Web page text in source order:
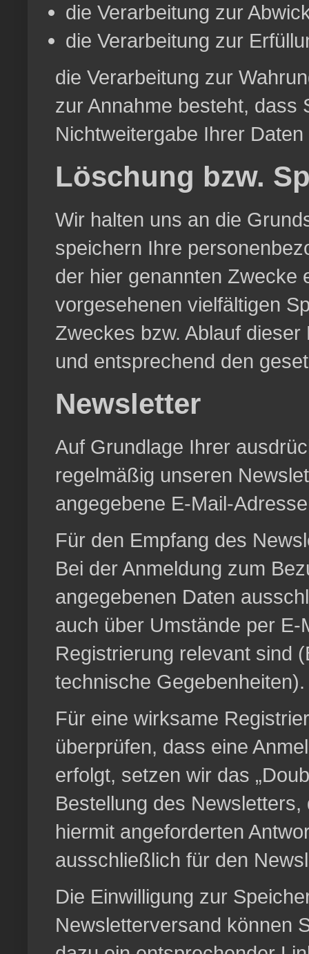
die Verarbeitung zur
die Verarbeitung zur
die Verarbeitung zur
zur Annahme besteht, dass
Nichtweitergabe Ihrer
Löschung bzw.
Wir halten uns an die
speichern Ihre
der hier genannten Zwecke
vorgesehenen vielfältigen
Zweckes bzw. Ablauf
und entsprechend den
Newsletter
Auf Grundlage Ihrer
regelmäßig unseren
angegebene E-Mail-
Für den Empfang des
Bei der Anmeldung zum
angegebenen Daten
auch über Umstände per
Registrierung relevant sind
technische Gegebenheiten).
Für eine wirksame
überprüfen, dass eine
erfolgt, setzen wir das
Bestellung des
hiermit angeforderten
ausschließlich für den
Die Einwilligung zur
Newsletterversand können